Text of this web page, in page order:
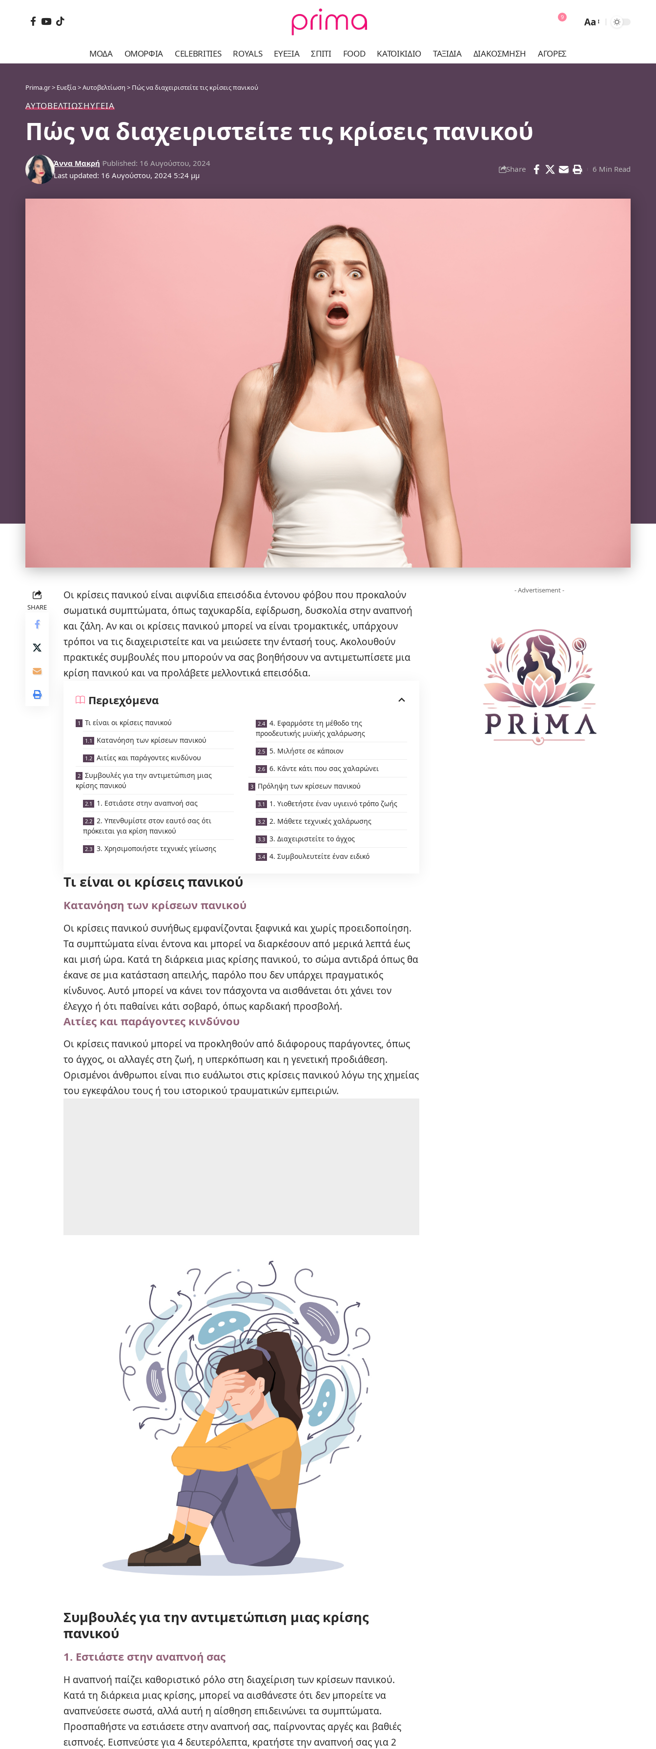
9
Font
Aa
ΜΌΔΑ ΟΜΟΡΦΙΆ CELEBRITIES ROYALS ΕΥΕΞΊΑ ΣΠΊΤΙ FOOD ΚΑΤΟΙΚΊΔΙΟ ΤΑΞΊΔΙΑ ΔΙΑΚΌΣΜΗΣΗ ΑΓΟΡΈΣ
Prima.gr> Ευεξία>Αυτοβελτίωση > Πώς να διαχειριστείτε τις κρίσεις πανικού
ΑΥΤΟΒΕΛΤΊΩΣΗΥΓΕΊΑ
Πώς να διαχειριστείτε τις κρίσεις πανικού
Last updated: 16 Αυγούστου, 2024 5:24 μμ
Άννα Μακρή Published: 16 Αυγούστου, 2024
Share 6 Min Read
SHARE
Οι κρίσεις πανικού είναι αιφνίδια επεισόδια έντονου φόβου που προκαλούν
σωματικά συμπτώματα, όπως ταχυκαρδία, εφίδρωση, δυσκολία στην αναπνοή
και ζάλη. Αν και οι κρίσεις πανικού μπορεί να είναι τρομακτικές, υπάρχουν
τρόποι να τις διαχειριστείτε και να μειώσετε την έντασή τους. Ακολουθούν
πρακτικές συμβουλές που μπορούν να σας βοηθήσουν να αντιμετωπίσετε μια
κρίση πανικού και να προλάβετε μελλοντικά επεισόδια.
Περιεχόμενα
Τι είναι οι κρίσεις πανικού
Κατανόηση των κρίσεων πανικού
Αιτίες και παράγοντες κινδύνου
Συμβουλές για την αντιμετώπιση μιας
κρίσης πανικού
1. Εστιάστε στην αναπνοή σας
2. Υπενθυμίστε στον εαυτό σας ότι
πρόκειται για κρίση πανικού
3. Χρησιμοποιήστε τεχνικές γείωσης
4. Εφαρμόστε τη μέθοδο της
προοδευτικής μυϊκής χαλάρωσης
5. Μιλήστε σε κάποιον
6. Κάντε κάτι που σας χαλαρώνει
Πρόληψη των κρίσεων πανικού
1. Υιοθετήστε έναν υγιεινό τρόπο ζωής
2. Μάθετε τεχνικές χαλάρωσης
3. Διαχειριστείτε το άγχος
4. Συμβουλευτείτε έναν ειδικό
Τι είναι οι κρίσεις πανικού
Κατανόηση των κρίσεων πανικού
Οι κρίσεις πανικού συνήθως εμφανίζονται ξαφνικά και χωρίς προειδοποίηση.
Τα συμπτώματα είναι έντονα και μπορεί να διαρκέσουν από μερικά λεπτά έως
και μισή ώρα. Κατά τη διάρκεια μιας κρίσης πανικού, το σώμα αντιδρά όπως θα
έκανε σε μια κατάσταση απειλής, παρόλο που δεν υπάρχει πραγματικός
κίνδυνος. Αυτό μπορεί να κάνει τον πάσχοντα να αισθάνεται ότι χάνει τον
έλεγχο ή ότι παθαίνει κάτι σοβαρό, όπως καρδιακή προσβολή.
Αιτίες και παράγοντες κινδύνου
Οι κρίσεις πανικού μπορεί να προκληθούν από διάφορους παράγοντες, όπως
το άγχος, οι αλλαγές στη ζωή, η υπερκόπωση και η γενετική προδιάθεση.
Ορισμένοι άνθρωποι είναι πιο ευάλωτοι στις κρίσεις πανικού λόγω της χημείας
του εγκεφάλου τους ή του ιστορικού τραυματικών εμπειριών.
Συμβουλές για την αντιμετώπιση μιας κρίσης
πανικού
1. Εστιάστε στην αναπνοή σας
Η αναπνοή παίζει καθοριστικό ρόλο στη διαχείριση των κρίσεων πανικού.
Κατά τη διάρκεια μιας κρίσης, μπορεί να αισθάνεστε ότι δεν μπορείτε να
αναπνεύσετε σωστά, αλλά αυτή η αίσθηση επιδεινώνει τα συμπτώματα.
Προσπαθήστε να εστιάσετε στην αναπνοή σας, παίρνοντας αργές και βαθιές
εισπνοές. Εισπνεύστε για 4 δευτερόλεπτα, κρατήστε την αναπνοή σας για 2
- Advertisement -